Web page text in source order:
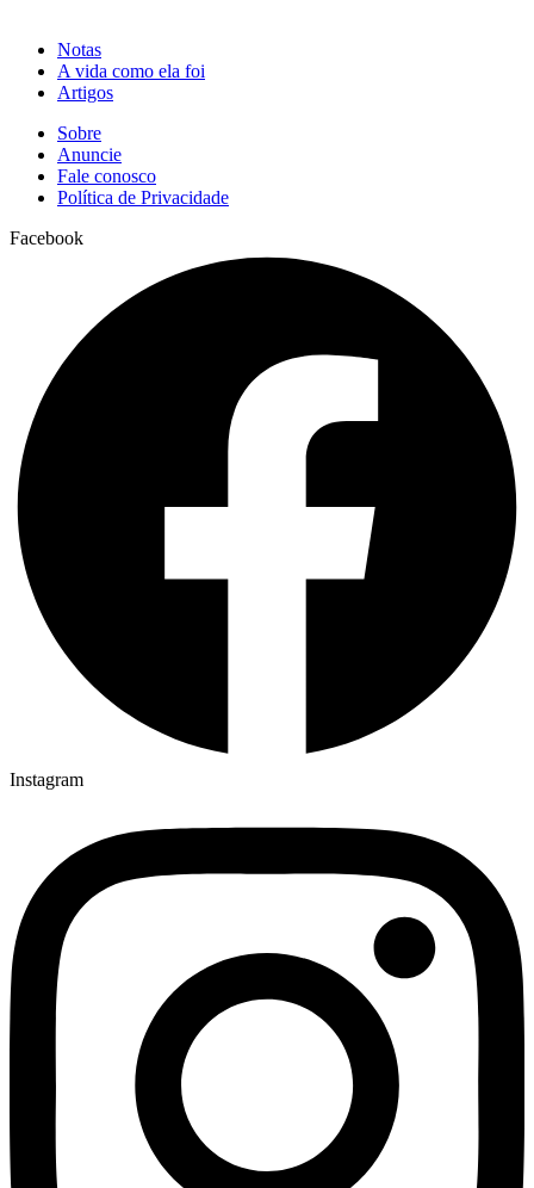
Notas
A vida como ela foi
Artigos
Sobre
Anuncie
Fale conosco
Política de Privacidade
Facebook
Instagram